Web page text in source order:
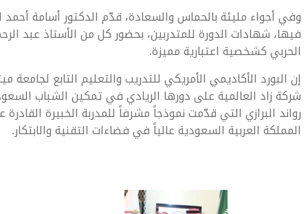
وفي أجواء مليئة بالحماس والسعادة، قدّم الدكتور أسامة
فيها، شهادات الدورة للمتدربين، بحضور كل من الأستاذ عبد
الحربي كشخصية اعتبارية مميزة.
إن البورد الأكاديمي الأمريكي للتدريب والتعليم التابع لجامعة
شركة زاد العالمية على دورها الريادي في تمكين الشباب
رواند البرازي التي قدّمت نموذجاً مشرفاً للمدربة الخبيرة
المملكة العربية السعودية عالياً في فضاءات التقنية والابتكار.